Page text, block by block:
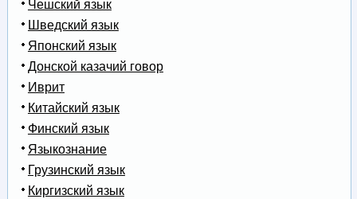
Чешский язык
Шведский язык
Японский язык
Донской казачий говор
Иврит
Китайский язык
Финский язык
Языкознание
Грузинский язык
Киргизский язык